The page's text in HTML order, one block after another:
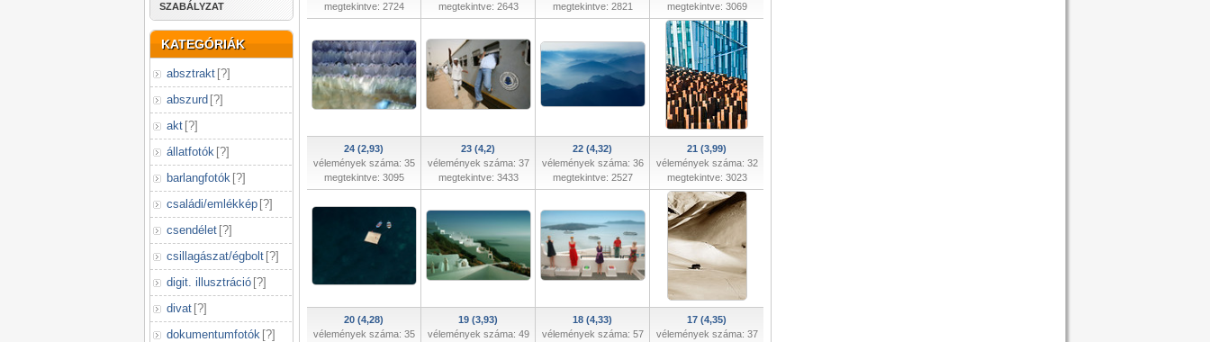
SZABÁLYZAT
KATEGÓRIÁK
absztrakt [?]
abszurd [?]
akt [?]
állatfotók [?]
barlangfotók [?]
családi/emlékkép [?]
csendélet [?]
csillagászat/égbolt [?]
digit. illusztráció [?]
divat [?]
dokumentumfotók [?]
megtekintve: 2724
megtekintve: 2643
megtekintve: 2821
megtekintve: 3069
24 (2,93)
vélemények száma: 35
megtekintve: 3095
23 (4,2)
vélemények száma: 37
megtekintve: 3433
22 (4,32)
vélemények száma: 36
megtekintve: 2527
21 (3,99)
vélemények száma: 32
megtekintve: 3023
20 (4,28)
vélemények száma: 35
19 (3,93)
vélemények száma: 49
18 (4,33)
vélemények száma: 57
17 (4,35)
vélemények száma: 37